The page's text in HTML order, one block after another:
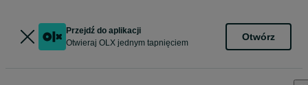
Przejdź do aplikacji
Otwieraj OLX jednym tapnięciem
Otwórz